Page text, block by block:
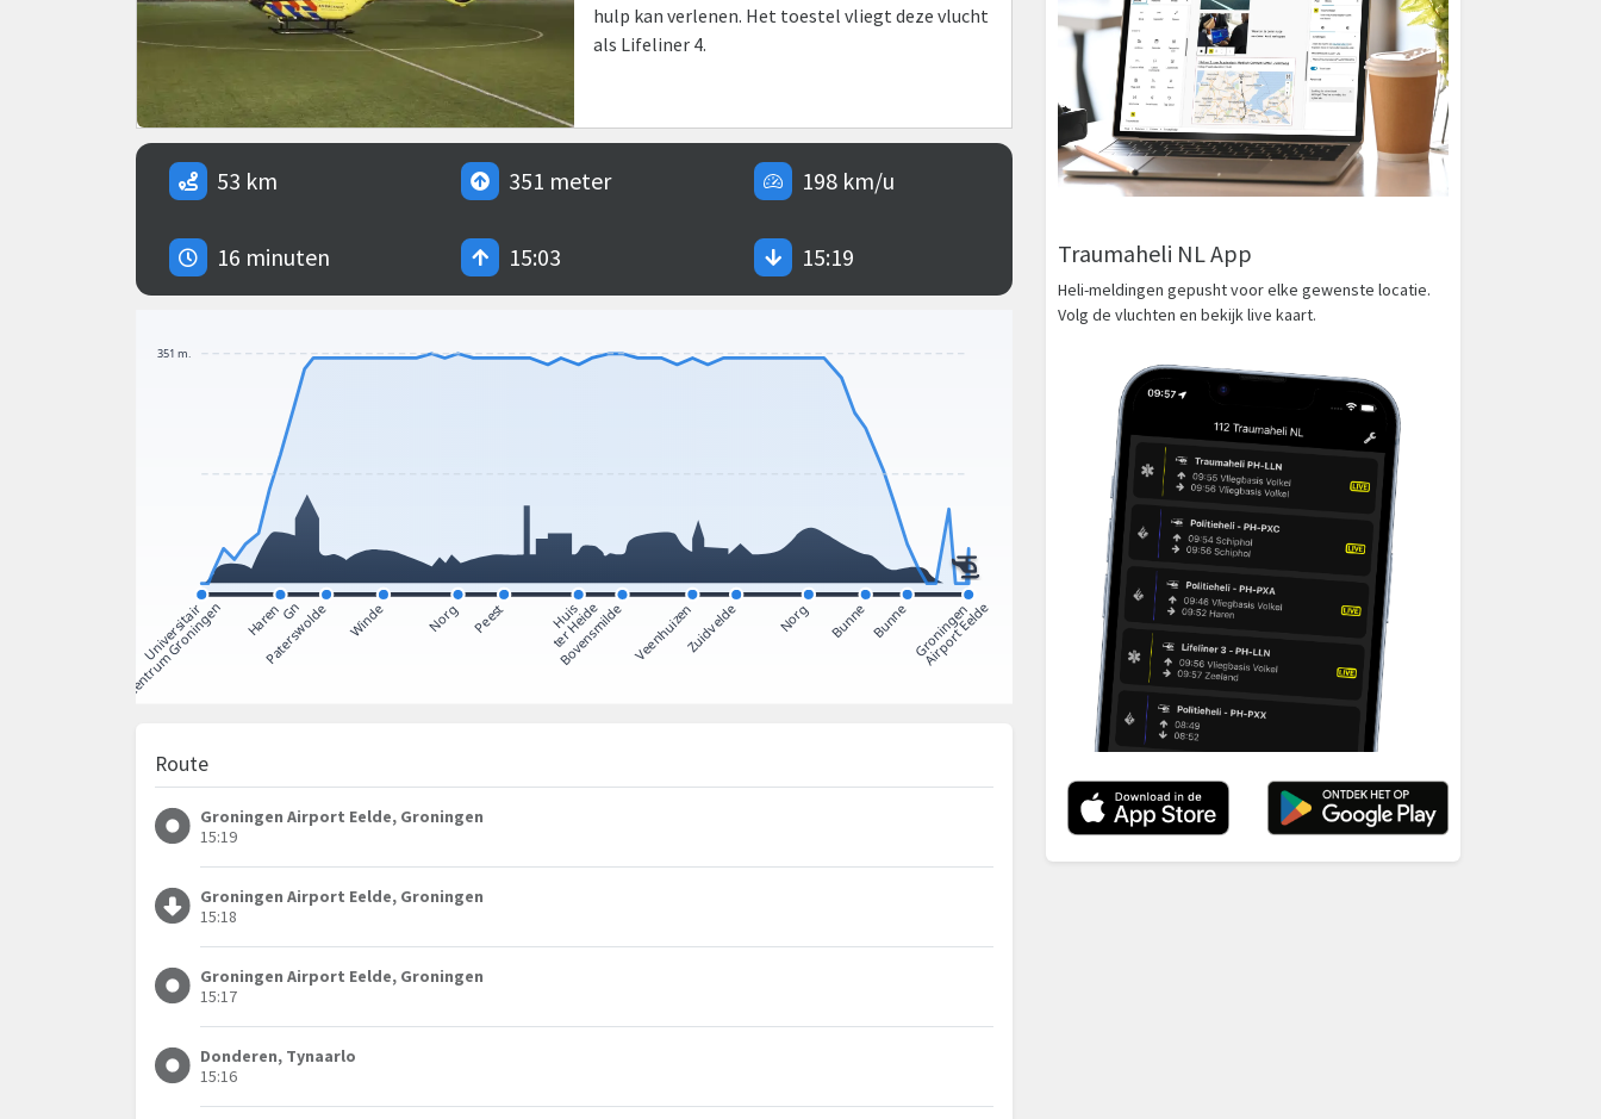
hulp kan verlenen. Het toestel vliegt deze vlucht
als Lifeliner 4.
53 km 351 meter 198 km/u
16 minuten 15:03 15:19
Route
Groningen Airport Eelde, Groningen
15:19
Groningen Airport Eelde, Groningen
15:18
Groningen Airport Eelde, Groningen
15:17
Donderen, Tynaarlo
15:16
Traumaheli NL App
Heli-meldingen gepusht voor elke gewenste locatie.
Volg de vluchten en bekijk live kaart.